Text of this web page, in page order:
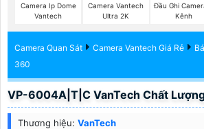
Camera Ip Dome
Vantech
Camera Vantech
Ultra 2K
Đầu Ghi Camera 8
Kênh
Camera Quan Sát Camera Vantech Giá Rẻ
360
VP-6004A|T|C VanTech Chất
Thương hiệu: VanTech